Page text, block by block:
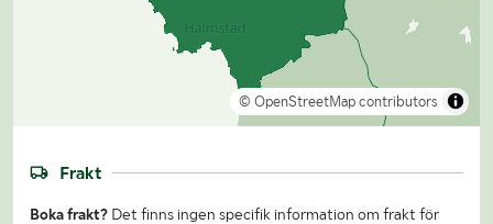
© OpenStreetMap contributors
Frakt
Boka frakt? Det finns ingen specifik information om frakt för